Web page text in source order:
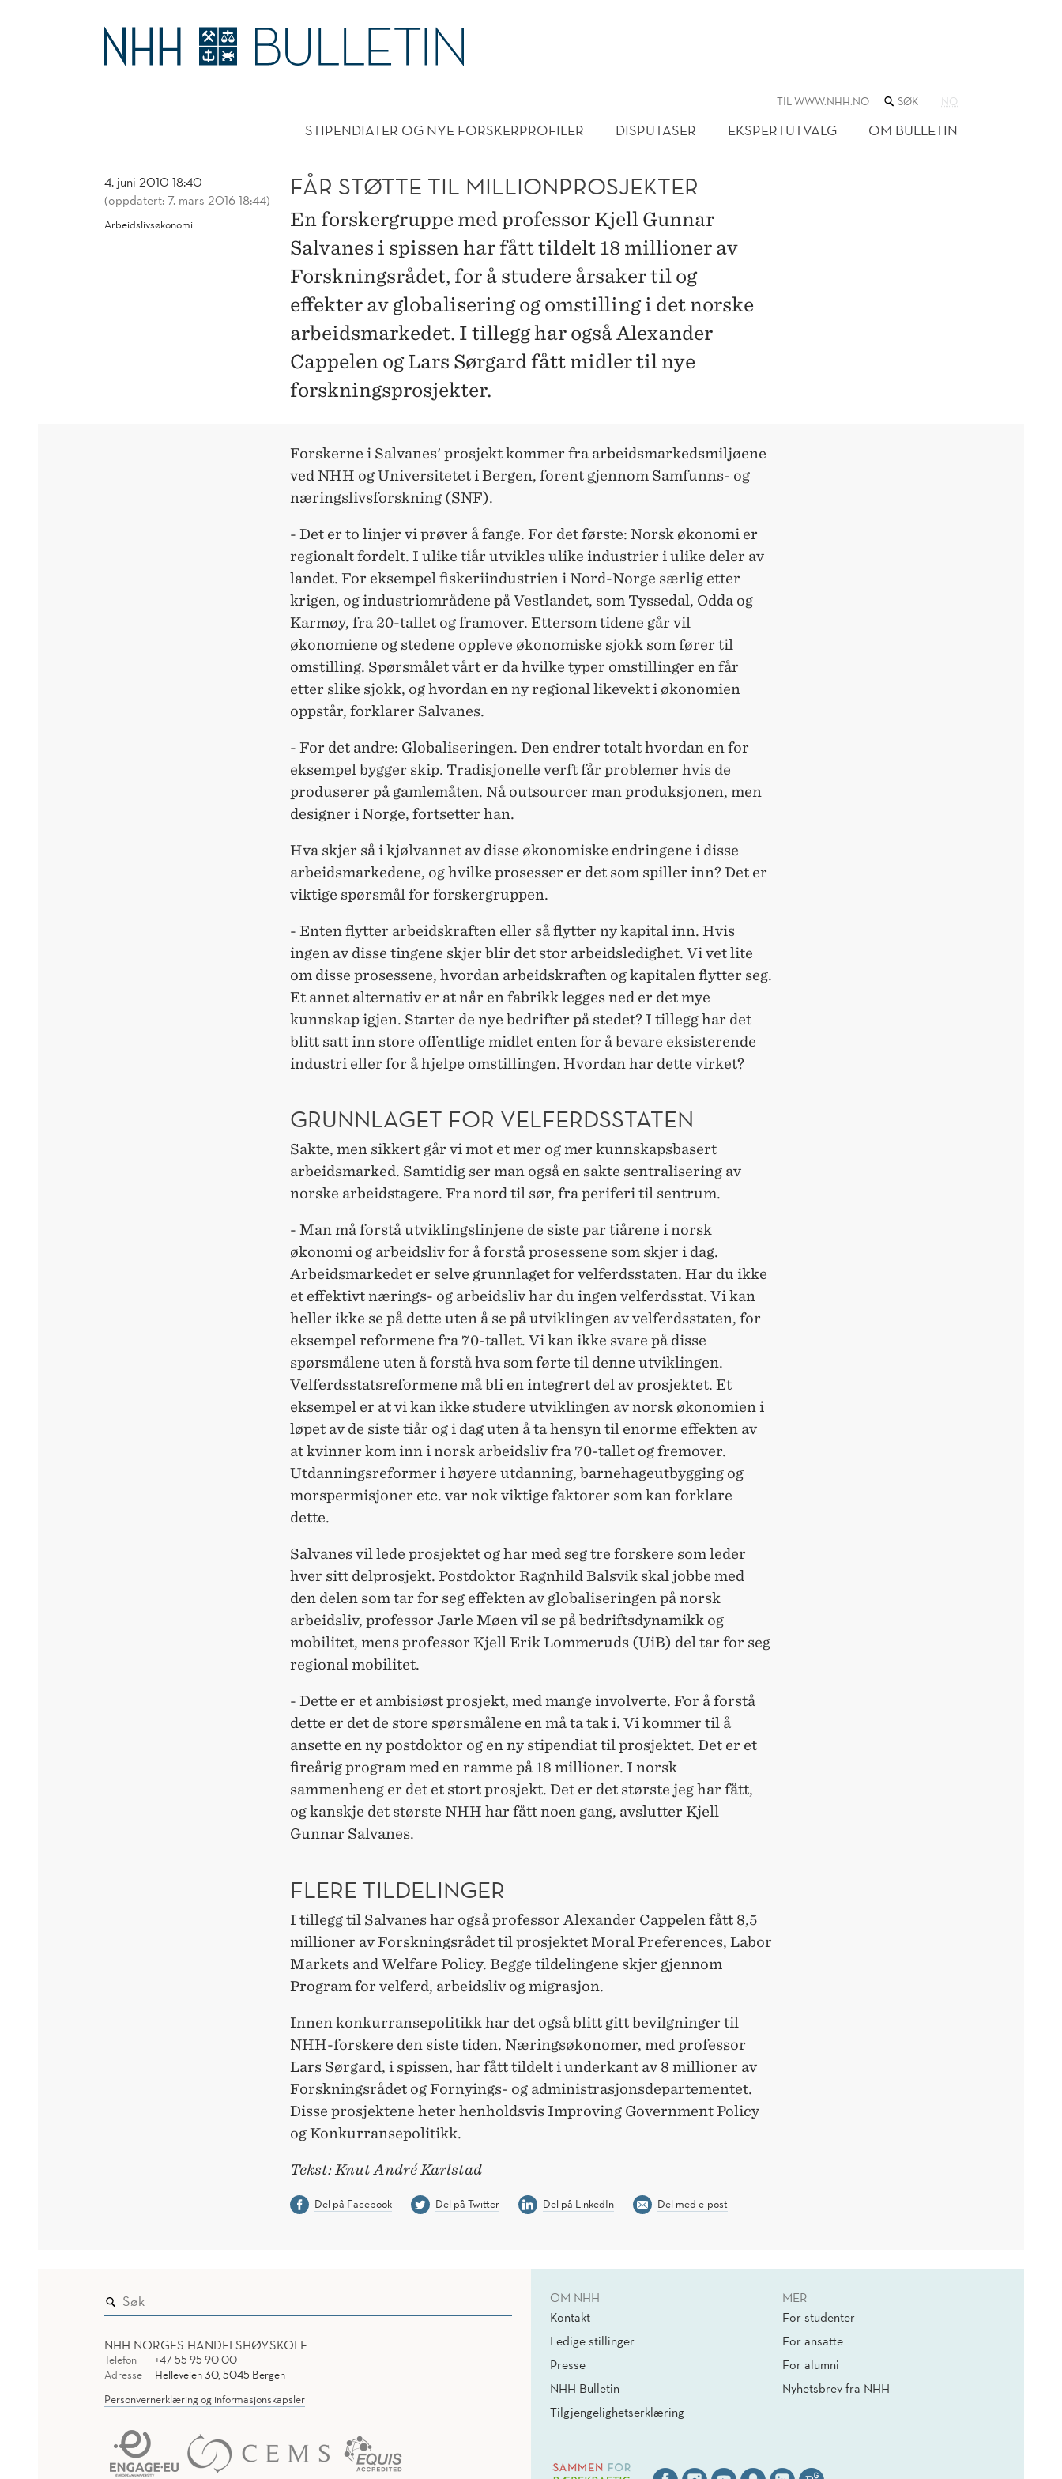
STØTTE
MILLIONPROSJEKTER
TIL WWW.NHH.NO SØK
NETTSTEDET
NO
STIPENDIATER OG NYE FORSKERPROFILER DISPUTASER EKSPERTUTVALG OM BULLETIN
4. juni 2010 18:40
(oppdatert: 7. mars 2016 18:44)
Arbeidslivsøkonomi
FÅR STØTTE TIL MILLIONPROSJEKTER
En forskergruppe med professor Kjell Gunnar
Salvanes i spissen har fått tildelt 18 millioner av
Forskningsrådet, for å studere årsaker til og
effekter av globalisering og omstilling i det norske
arbeidsmarkedet. I tillegg har også Alexander
Cappelen og Lars Sørgard fått midler til nye
forskningsprosjekter.
Forskerne i Salvanes' prosjekt kommer fra arbeidsmarkedsmiljøene
ved NHH og Universitetet i Bergen, forent gjennom Samfunns- og
næringslivsforskning (SNF).
- Det er to linjer vi prøver å fange. For det første: Norsk økonomi er
regionalt fordelt. I ulike tiår utvikles ulike industrier i ulike deler av
landet. For eksempel fiskeriindustrien i Nord-Norge særlig etter
krigen, og industriområdene på Vestlandet, som Tyssedal, Odda og
Karmøy, fra 20-tallet og framover. Ettersom tidene går vil
økonomiene og stedene oppleve økonomiske sjokk som fører til
omstilling. Spørsmålet vårt er da hvilke typer omstillinger en får
etter slike sjokk, og hvordan en ny regional likevekt i økonomien
oppstår, forklarer Salvanes.
- For det andre: Globaliseringen. Den endrer totalt hvordan en for
eksempel bygger skip. Tradisjonelle verft får problemer hvis de
produserer på gamlemåten. Nå outsourcer man produksjonen, men
designer i Norge, fortsetter han.
Hva skjer så i kjølvannet av disse økonomiske endringene i disse
arbeidsmarkedene, og hvilke prosesser er det som spiller inn? Det er
viktige spørsmål for forskergruppen.
- Enten flytter arbeidskraften eller så flytter ny kapital inn. Hvis
ingen av disse tingene skjer blir det stor arbeidsledighet. Vi vet lite
om disse prosessene, hvordan arbeidskraften og kapitalen flytter seg.
Et annet alternativ er at når en fabrikk legges ned er det mye
kunnskap igjen. Starter de nye bedrifter på stedet? I tillegg har det
blitt satt inn store offentlige midlet enten for å bevare eksisterende
industri eller for å hjelpe omstillingen. Hvordan har dette virket?
GRUNNLAGET FOR VELFERDSSTATEN
Sakte, men sikkert går vi mot et mer og mer kunnskapsbasert
arbeidsmarked. Samtidig ser man også en sakte sentralisering av
norske arbeidstagere. Fra nord til sør, fra periferi til sentrum.
- Man må forstå utviklingslinjene de siste par tiårene i norsk
økonomi og arbeidsliv for å forstå prosessene som skjer i dag.
Arbeidsmarkedet er selve grunnlaget for velferdsstaten. Har du ikke
et effektivt nærings- og arbeidsliv har du ingen velferdsstat. Vi kan
heller ikke se på dette uten å se på utviklingen av velferdsstaten, for
eksempel reformene fra 70-tallet. Vi kan ikke svare på disse
spørsmålene uten å forstå hva som førte til denne utviklingen.
Velferdsstatsreformene må bli en integrert del av prosjektet. Et
eksempel er at vi kan ikke studere utviklingen av norsk økonomien i
løpet av de siste tiår og i dag uten å ta hensyn til enorme effekten av
at kvinner kom inn i norsk arbeidsliv fra 70-tallet og fremover.
Utdanningsreformer i høyere utdanning, barnehageutbygging og
morspermisjoner etc. var nok viktige faktorer som kan forklare
dette.
Salvanes vil lede prosjektet og har med seg tre forskere som leder
hver sitt delprosjekt. Postdoktor Ragnhild Balsvik skal jobbe med
den delen som tar for seg effekten av globaliseringen på norsk
arbeidsliv, professor Jarle Møen vil se på bedriftsdynamikk og
mobilitet, mens professor Kjell Erik Lommeruds (UiB) del tar for seg
regional mobilitet.
- Dette er et ambisiøst prosjekt, med mange involverte. For å forstå
dette er det de store spørsmålene en må ta tak i. Vi kommer til å
ansette en ny postdoktor og en ny stipendiat til prosjektet. Det er et
fireårig program med en ramme på 18 millioner. I norsk
sammenheng er det et stort prosjekt. Det er det største jeg har fått,
og kanskje det største NHH har fått noen gang, avslutter Kjell
Gunnar Salvanes.
FLERE TILDELINGER
I tillegg til Salvanes har også professor Alexander Cappelen fått 8,5
millioner av Forskningsrådet til prosjektet Moral Preferences, Labor
Markets and Welfare Policy. Begge tildelingene skjer gjennom
Program for velferd, arbeidsliv og migrasjon.
Innen konkurransepolitikk har det også blitt gitt bevilgninger til
NHH-forskere den siste tiden. Næringsøkonomer, med professor
Lars Sørgard, i spissen, har fått tildelt i underkant av 8 millioner av
Forskningsrådet og Fornyings- og administrasjonsdepartementet.
Disse prosjektene heter henholdsvis Improving Government Policy
og Konkurransepolitikk.
Tekst: Knut André Karlstad
Del på Facebook Del på Twitter Del på LinkedIn Del med e-post
NHH NORGES HANDELSHØYSKOLE
Telefon
+47 55 95 90 00
Adresse
Helleveien 30, 5045 Bergen
Personvernerklæring og informasjonskapsler
OM NHH
Kontakt
Ledige stillinger
Presse
NHH Bulletin
Tilgjengelighetserklæring
MER
For studenter
For ansatte
For alumni
Nyhetsbrev fra NHH